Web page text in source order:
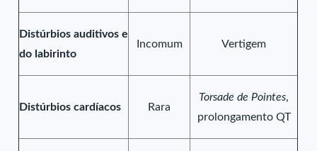
Distúrbios auditivos e
do labirinto
Incomum Vertigem
Distúrbios cardíacos Rara
Torsade de Pointes,
prolongamento QT